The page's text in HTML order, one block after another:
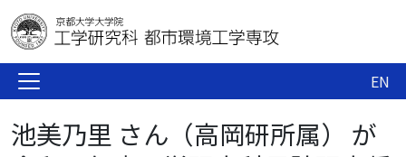
EN
池美乃里 さん（高岡研所属） が